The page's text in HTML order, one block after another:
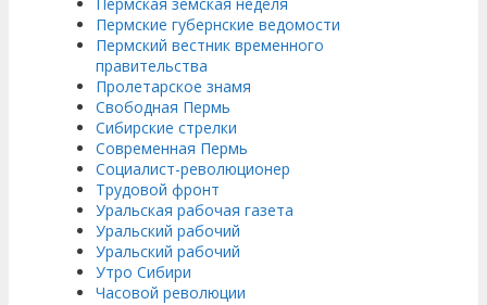
Пермские губернские ведомости
Пермский вестник временного
правительства
Пролетарское знамя
Свободная Пермь
Сибирские стрелки
Современная Пермь
Социалист-революционер
Трудовой фронт
Уральская рабочая газета
Уральский рабочий
Уральский рабочий
Утро Сибири
Часовой революции